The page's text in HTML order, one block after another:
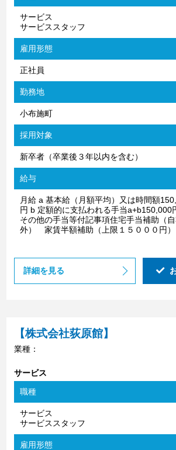
サービス
サービススタッフ
雇用形態
正社員
勤務地
小布施町
採用対象
新卒者（卒業後３年以内を含む）
給与
月給 a 基本給（月額平均）又は時間額
円 b 定額的に支払われる手当a+b150,000
その他の手当等付記事項住宅手当補助（
外） 家賃半額補助（上限１５０００円）
詳細を見る
【株式会社荻原館】
業種：
サービス
職種
サービス
サービススタッフ
雇用形態